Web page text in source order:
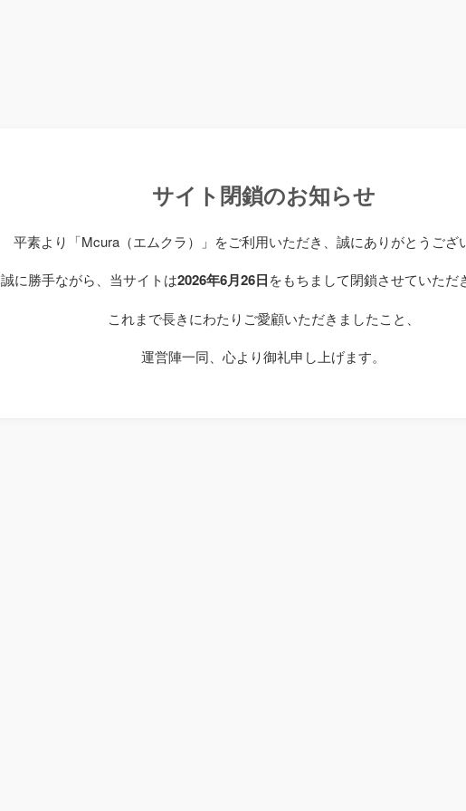
サイト閉鎖のお知らせ
平素より「Mcura（エムクラ）」をご利用いただき、誠にありがとうござ
誠に勝手ながら、当サイトは2026年6月26日をもちまして閉鎖させていただ
これまで長きにわたりご愛顧いただきましたこと、
運営陣一同、心より御礼申し上げます。